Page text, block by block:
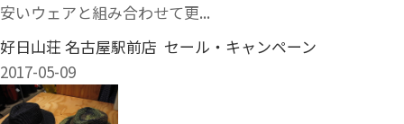
安いウェアと組み合わせて更...
好日山荘 名古屋駅前店 セール・キャンペーン
2017-05-09